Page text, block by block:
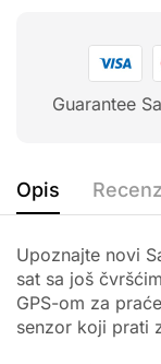
Guarantee
Opis
Upoznajte novi
sat sa još
GPS-om za
senzor koji prati